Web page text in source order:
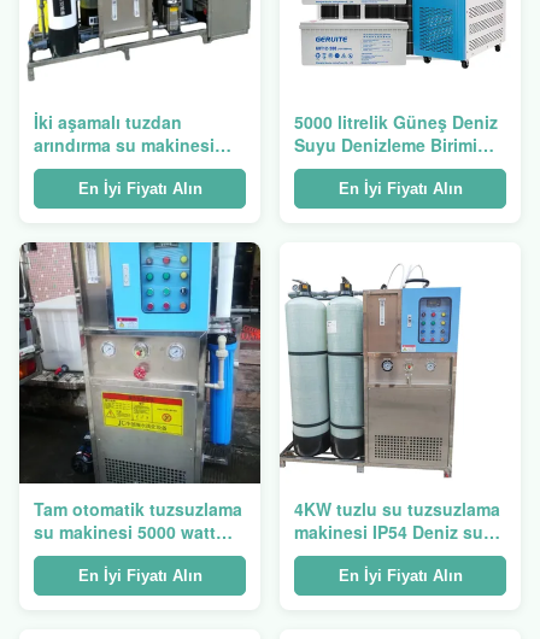
İki aşamalı tuzdan
arındırma su makinesi
4500w deniz suyu arıtma
makinesiEn İyi Fiyatı Alın
5000 litrelik Güneş Deniz
Suyu Denizleme Birimi
IP54 Denizleme Cihazı
Tekne içinEn İyi Fiyatı Alın
Tam otomatik tuzsuzlama
su makinesi 5000 watt
SUS316 Endüstriyel
tuzsuzlama makinesi
En İyi Fiyatı Alın
4KW tuzlu su tuzsuzlama
makinesi IP54 Deniz suyu
tuzsuzlama cihazı
En İyi Fiyatı Alın